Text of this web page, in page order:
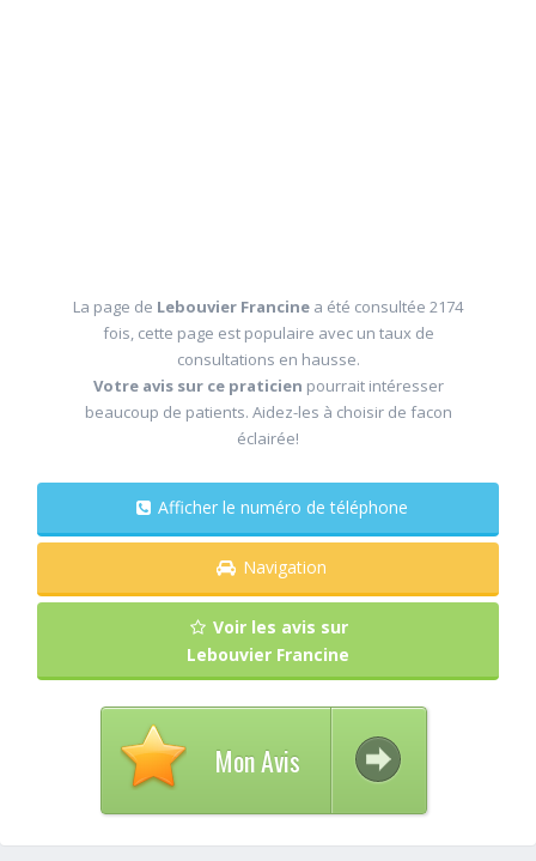
La page de Lebouvier Francine a été consultée 2174
fois, cette page est populaire avec un taux de
consultations en hausse.
Votre avis sur ce praticien pourrait intéresser
beaucoup de patients. Aidez-les à choisir de facon
éclairée!
Afficher le numéro de téléphone
Navigation
Voir les avis sur
Lebouvier Francine
Mon Avis